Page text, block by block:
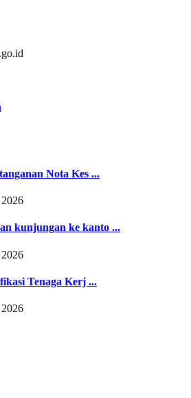
Nota Kes ...
kunjungan ke kanto ...
Tenaga Kerj ...